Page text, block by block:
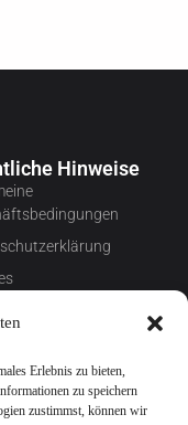
Erlebnis zu bieten,
zu speichern
zustimmst, können wir
Hinweise
verwalten